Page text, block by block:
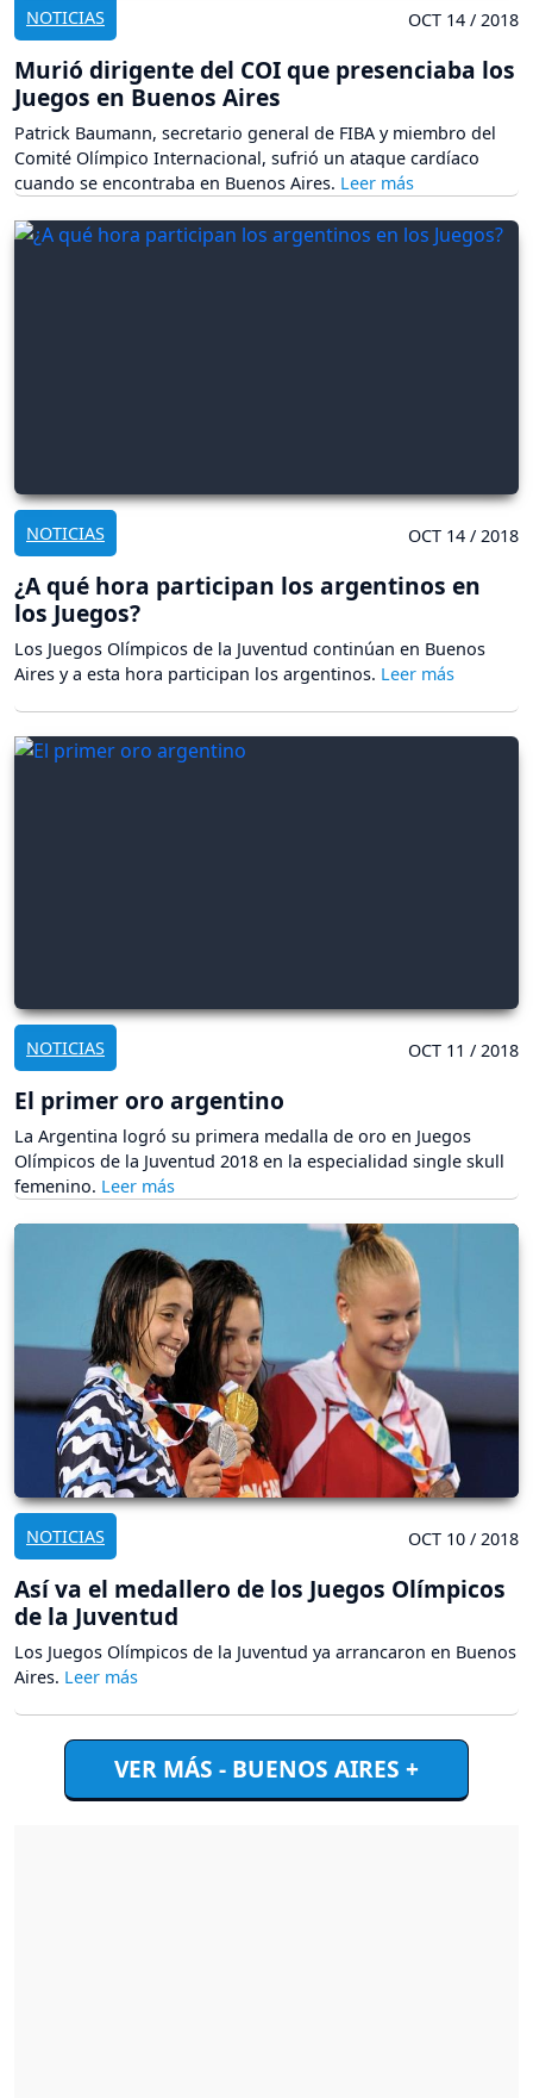
NOTICIAS OCT 14 / 2018
Murió dirigente del COI que presenciaba los
Juegos en Buenos Aires
Patrick Baumann, secretario general de FIBA y miembro del
Comité Olímpico Internacional, sufrió un ataque cardíaco
cuando se encontraba en Buenos Aires.
NOTICIAS OCT 14 / 2018
¿A qué hora participan los argentinos en
los Juegos?
Los Juegos Olímpicos de la Juventud continúan en Buenos
Aires y a esta hora participan los argentinos.
NOTICIAS OCT 11 / 2018
El primer oro argentino
La Argentina logró su primera medalla de oro en Juegos
Olímpicos de la Juventud 2018 en la especialidad single skull
femenino.
NOTICIAS OCT 10 / 2018
Así va el medallero de los Juegos Olímpicos
de la Juventud
Los Juegos Olímpicos de la Juventud ya arrancaron en Buenos
Aires.
VER MÁS - BUENOS AIRES +